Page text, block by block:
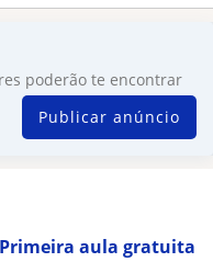
poderão te encontrar
Publicar anúncio
Primeira aula gratuita